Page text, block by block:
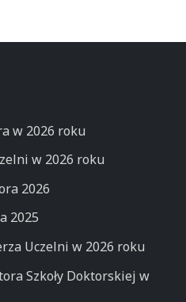
w 2026 roku
w 2026 roku
2026
2025
Uczelni w 2026 roku
Szkoły Doktorskiej w